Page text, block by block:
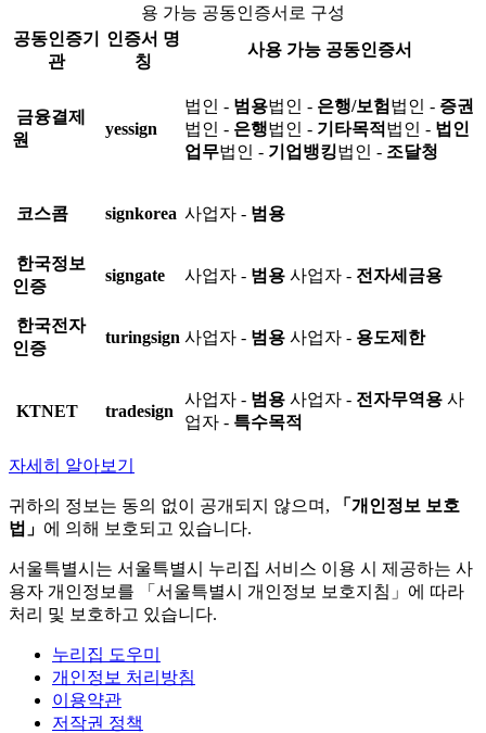
용 가능 공동인증서로 구성
공동인증기
관
인증서 명
칭
사용 가능 공동인증서
금융결제
원
yessign
법인 - 범용법인 - 은행/보험 법인 - 증권
법인 - 은행법인 - 기타목적 법인 - 법인
업무법인 - 기업뱅킹법인 - 조달청
코스콤 signkorea 사업자 - 범용
한국정보
인증
signgate 사업자 - 범용 사업자 - 전자세금용
한국전자
인증
turingsign 사업자 - 범용 사업자 - 용도제한
KTNET tradesign
사업자 - 범용 사업자 - 전자무역용 사
업자 - 특수목적
자세히 알아보기
귀하의 정보는 동의 없이 공개되지 않으며,
「개인정보 보호
법」 에 의해 보호되고 있습니다.
서울특별시는 서울특별시 누리집 서비스 이용 시 제공하는 사
용자 개인정보를 「서울특별시 개인정보 보호지침」에 따라
처리 및 보호하고 있습니다.
누리집 도우미
개인정보 처리방침
이용약관
저작권 정책